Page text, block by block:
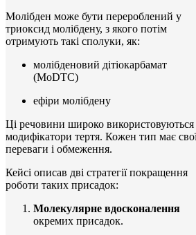
Молібден може бути перероблений у
триоксид молібдену, з якого потім
отримують такі сполуки, як:
молібденовий дітіокарбамат
(MoDTC)
ефіри молібдену
Ці речовини широко використовуються
модифікатори тертя. Кожен тип має
переваги і обмеження.
Кейсі описав дві стратегії покращення
роботи таких присадок:
Молекулярне вдосконалення
окремих присадок.